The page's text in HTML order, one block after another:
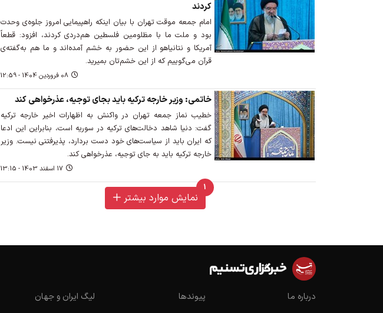
کردند
امام جمعه موقت تهران با بیان اینکه راهپیمایی امروز جلوه‌ی وحدت
بود و ملت ما با مظلومین فلسطین هم‌دردی کردند، افزود: قطعاً
آمریکا و نتانیاهو از این حضور به خشم آمده‌اند و ما هم به‌گفته‌ی
قرآن می‌گوییم که از این خشم‌تان بمیرید.
08 فروردين 1404 - 12:59
خاتمی: وزیر خارجه ترکیه باید بجای توجیه، عذرخواهی کند
خطیب نماز جمعه تهران در واکنش به اظهارات اخیر خارجه ترکیه
گفت: دنیا شاهد دخالت‌های ترکیه در سوریه است، بنابراین این ادعا
که ایران باید از سیاست‌های خود دست بردارد، پذیرفتنی نیست. وزیر
خارجه ترکیه باید به جای توجیه، عذرخواهی کند.
17 اسفند 1403 - 13:15
1
unread messages
نمایش موارد بیشتر
درباره ما
پیوندها
لیگ ایران و جهان